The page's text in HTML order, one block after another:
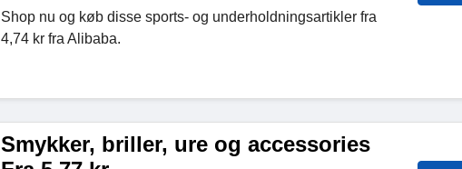
Shop nu og køb disse sports- og underholdningsartikler fra
4,74 kr fra Alibaba.
Smykker, briller, ure og accessories